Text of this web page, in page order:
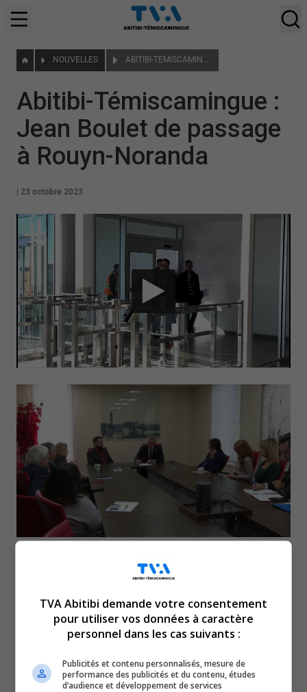
NOUVELLES ABITIBI-TÉMISCAMINGUE : JEAN BOULET DE PASSAGE À ROUYN-NORANDA
Abitibi-Témiscamingue :
Jean Boulet de passage
à Rouyn-Noranda
23 octobre 2023
Une première journée fort
occupée pour le nouveau
ministre responsable de
l’Abitibi-Témiscamingue,
TVA Abitibi demande votre consentement
pour utiliser vos données à caractère
personnel dans les cas suivants :
Publicités et contenu personnalisés, mesure de
performance des publicités et du contenu, études
d’audience et développement de services